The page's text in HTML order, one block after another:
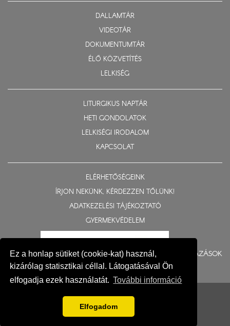
Ez a honlap sütiket (cookie-kat) használ,
kizárólag statisztikai céllal. Látogatásával Ön
elfogadja ezek használatát. További információ
Elfogadom
DALLAMTÁR
VIDEOTÁR
DOKUMENTUMTÁR
ÉLŐ KÖZVETÍTÉS
LELKISÉG
LITURGIKUS NAPTÁR
HETI GONDOLATOK
LELKISÉGI IRODALOM
KAPCSOLAT
ELÉRHETŐSÉGEINK
ÍRJON NEKÜNK, KÉRDEZZEN TŐLÜNK!
ADATKEZELÉSI TÁJÉKOZTATÓ
GYERMEKVÉDELEM
BERUHÁZÁSOK
Impresszum